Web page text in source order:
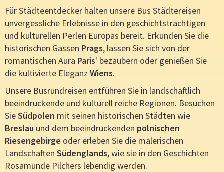
Für Städteentdecker halten unsere Bus Städtereisen
unvergessliche Erlebnisse in den geschichtsträchtigen
und kulturellen Perlen Europas bereit. Erkunden Sie die
historischen Gassen Prags, lassen Sie sich von der
romantischen Aura Paris' bezaubern oder genießen Sie
die kultivierte Eleganz Wiens.
Unsere Busrundreisen entführen Sie in landschaftlich
beeindruckende und kulturell reiche Regionen. Besuchen
SieSüdpolen mit seinen historischen Städten wie
Breslau und dem beeindruckenden polnischen
Riesengebirge oder erleben Sie die malerischen
Landschaften Südenglands, wie sie in den Geschichten
Rosamunde Pilchers lebendig werden.